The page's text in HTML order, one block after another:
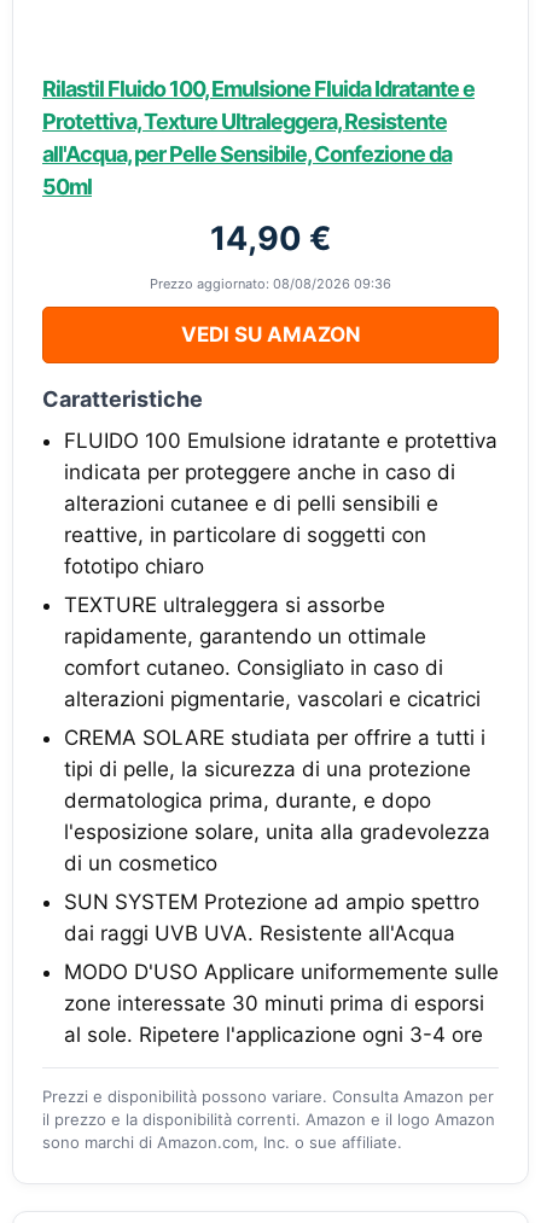
Rilastil Fluido 100, Emulsione Fluida Idratante e
Protettiva, Texture Ultraleggera, Resistente
all'Acqua, per Pelle Sensibile, Confezione da
50ml
14,90 €
Prezzo aggiornato: 08/08/2026 09:36
VEDI SU AMAZON
Caratteristiche
FLUIDO 100 Emulsione idratante e protettiva
indicata per proteggere anche in caso di
alterazioni cutanee e di pelli sensibili e
reattive, in particolare di soggetti con
fototipo chiaro
TEXTURE ultraleggera si assorbe
rapidamente, garantendo un ottimale
comfort cutaneo. Consigliato in caso di
alterazioni pigmentarie, vascolari e cicatrici
CREMA SOLARE studiata per offrire a tutti i
tipi di pelle, la sicurezza di una protezione
dermatologica prima, durante, e dopo
l'esposizione solare, unita alla gradevolezza
di un cosmetico
SUN SYSTEM Protezione ad ampio spettro
dai raggi UVB UVA. Resistente all'Acqua
MODO D'USO Applicare uniformemente sulle
zone interessate 30 minuti prima di esporsi
al sole. Ripetere l'applicazione ogni 3-4 ore
Prezzi e disponibilità possono variare. Consulta Amazon per
il prezzo e la disponibilità correnti. Amazon e il logo Amazon
sono marchi di Amazon.com, Inc. o sue affiliate.